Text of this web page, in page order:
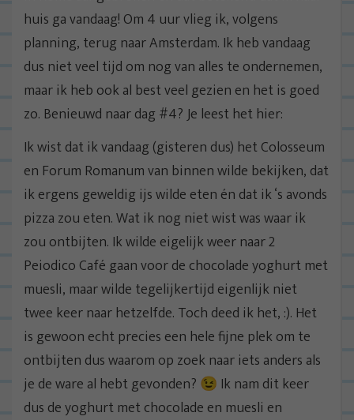
huis ga vandaag! Om 4 uur vlieg ik, volgens
planning, terug naar Amsterdam. Ik heb vandaag
dus niet veel tijd om nog van alles te ondernemen,
maar ik heb ook al best veel gezien en het is goed
zo. Benieuwd naar dag #4? Je leest het hier:
Ik wist dat ik vandaag (gisteren dus) het Colosseum
en Forum Romanum van binnen wilde bekijken, dat
ik ergens geweldig ijs wilde eten én dat ik ‘s avonds
pizza zou eten. Wat ik nog niet wist was waar ik
zou ontbijten. Ik wilde eigelijk weer naar 2
Peiodico Café gaan voor de chocolade yoghurt met
muesli, maar wilde tegelijkertijd eigenlijk niet
twee keer naar hetzelfde. Toch deed ik het, :). Het
is gewoon echt precies een hele fijne plek om te
ontbijten dus waarom op zoek naar iets anders als
je de ware al hebt gevonden? 😉 Ik nam dit keer
dus de yoghurt met chocolade en muesli en